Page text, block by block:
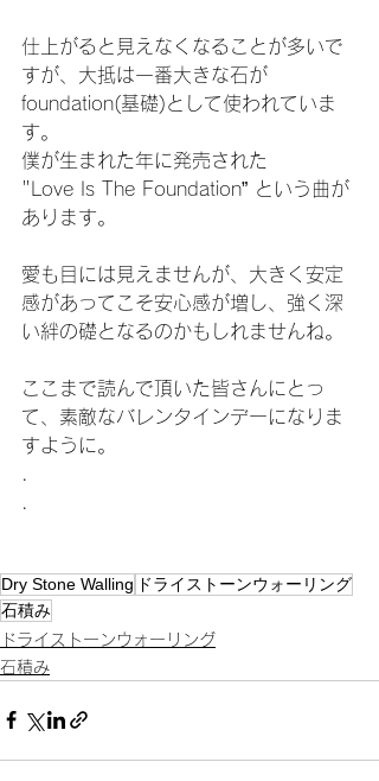
仕上がると見えなくなることが多いで
すが、大抵は一番大きな石が
foundation(基礎)として使われていま
す。
僕が生まれた年に発売された
"Love Is The Foundation” という曲が
あります。
愛も目には見えませんが、大きく安定
感があってこそ安心感が増し、強く深
い絆の礎となるのかもしれませんね。
ここまで読んで頂いた皆さんにとっ
て、素敵なバレンタインデーになりま
すように。
Dry Stone Walling ドライストーンウォーリング
石積み
ドライストーンウォーリング
石積み